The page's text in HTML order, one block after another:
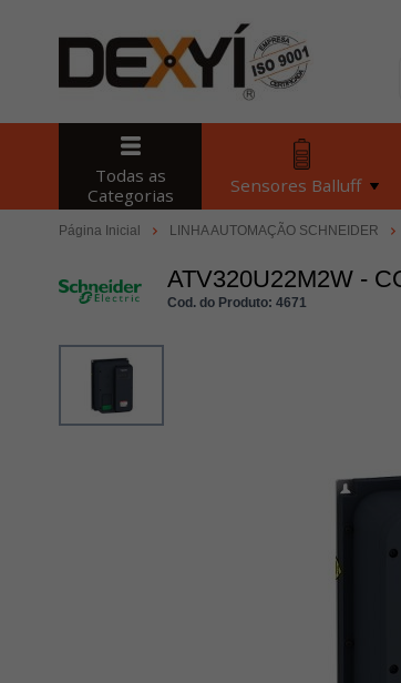
Todas as
Categorias
Sensores Balluff
Página Inicial LINHA AUTOMAÇÃO SCHNEIDER
ATV320U22M2W -
Cod. do Produto: 4671